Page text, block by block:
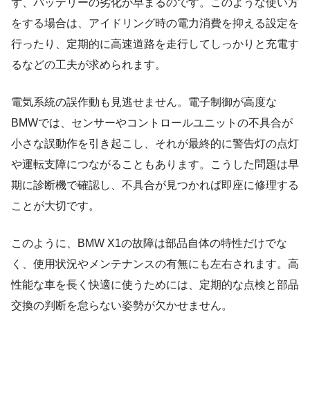
をする場合は、アイドリング時の電力消費を抑える設定を
行ったり、定期的に高速道路を走行してしっかりと充電す
るなどの工夫が求められます。
電気系統の誤作動も見逃せません。電子制御が高度な
BMWでは、センサーやコントロールユニットの不具合が
小さな誤動作を引き起こし、それが最終的に警告灯の点灯
や運転支障につながることもあります。こうした問題は早
期に診断機で確認し、不具合が見つかれば即座に修理する
ことが大切です。
このように、BMW X1の故障は部品自体の特性だけでな
く、使用状況やメンテナンスの有無にも左右されます。高
性能な車を長く快適に使うためには、定期的な点検と部品
交換の判断を怠らない姿勢が欠かせません。